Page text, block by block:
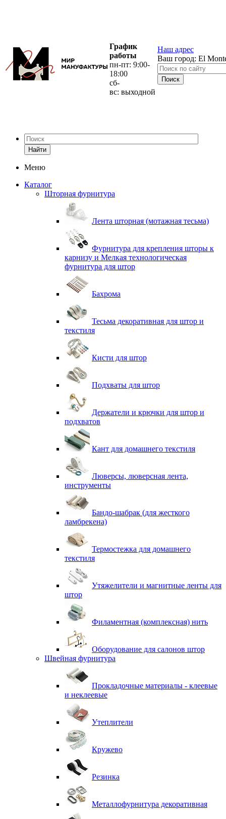
График
работы
пн-пт: 9:00-
18:00
сб-
вс: выходной
Наш адрес
Ваш город: El
Найти
Меню
Каталог
Шторная фурнитура
Лента шторная (мотажная тесьма)
Фурнитура для крепления шторы к
карнизу и Мелкая технологическая
фурнитура для штор
Бахрома
Тесьма декоративная для штор и
текстиля
Кисти для штор
Подхваты для штор
Держатели и крючки для штор и
подхватов
Кант для домашнего текстиля
Люверсы, люверсная лента,
инструменты
Бандо-шабрак (для жесткого
ламбрекена)
Термостежка для домашнего
текстиля
Утяжелители и магнитные ленты для
штор
Филаментная (комплексная) нить
Оборудование для салонов штор
Швейная фурнитура
Прокладочные материалы - клеевые
и неклеевые
Утеплители
Кружево
Резинка
Металлофурнитура декоративная